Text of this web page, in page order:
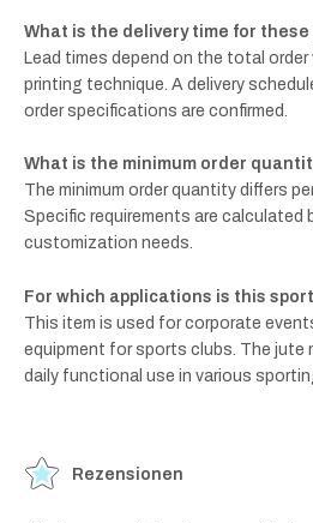
What is the delivery time for
Lead times depend on the total
printing technique. A delivery
order specifications are confirmed.
What is the minimum order
The minimum order quantity differs
Specific requirements are calculated
customization needs.
For which applications is this
This item is used for corporate
equipment for sports clubs. The jute
daily functional use in various
Rezensionen